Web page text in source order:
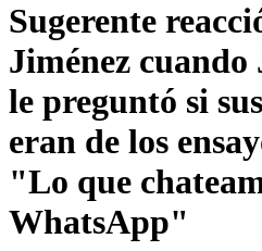
Sugerente
Jiménez
le preguntó si
eran de los
"Lo que
WhatsApp"